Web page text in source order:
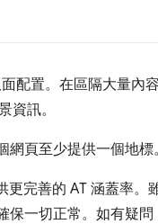
配置。在區隔大量內
資訊。
頁至少提供一個地標。
更完善的 AT 涵蓋率
保一切正常。如有疑